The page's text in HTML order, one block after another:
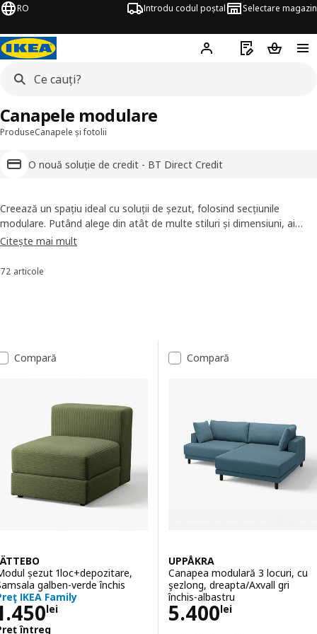
RO Introdu codul poștal Selectare magazin
Hej! Autentifică-te
Listă deCoșul de
ProduseCanapele și fotolii
O nouă soluție de credit - BT Direct Credit
Canapele modulare
Creează un spațiu ideal cu soluții de șezut, folosind secțiunile
modulare. Putând alege din atât de multe stiluri și dimensiuni, ai
multă libertate creativă pentru a crea canapeaua visurilor tale.
visează la scară mică sau mare, gândește-te la piele sau materiale
Citește mai mult
Sortează și filtrează
72 articole
Lista de rezultate
Compară
șezut 1loc+depozitare,
galben-verde închis
IKEA Family
lei
1450lei
întreg
Compară
UPPÅKRA
Canapea modulară 3 locuri, cu
şezlong, dreapta/Axvall gri
închis-albastru
5.400lei
Preţ 5400lei